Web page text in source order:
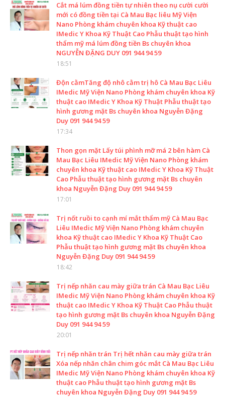
Cắt má lúm đồng tiền tự nhiên theo nụ cười cười
mới có đồng tiền tại Cà Mau Bạc liêu Mỹ Viện
Nano Phòng khám chuyên khoa Kỹ thuật cao
IMedic Y Khoa Kỹ Thuật Cao Phẫu thuật tạo hình
thẩm mỹ má lúm đồng tiền Bs chuyên khoa
NGUYỄN ĐẶNG DUY 091 944 94 59
18:51
Độn cằmTăng độ nhô cằm trị hô Cà Mau Bạc Liêu
IMedic Mỹ Viện Nano Phòng khám chuyên khoa Kỹ
thuật cao IMedic Y Khoa Kỹ Thuật Phẫu thuật tạo
hình gương mặt Bs chuyên khoa Nguyễn Đặng
Duy 091 944 94 59
17:34
Thon gọn mặt Lấy túi phình mỡ má 2 bên hàm Cà
Mau Bạc Liêu IMedic Mỹ Viện Nano Phòng khám
chuyên khoa Kỹ thuật cao IMedic Y Khoa Kỹ Thuật
Cao Phẫu thuật tạo hình gương mặt Bs chuyên
khoa Nguyễn Đặng Duy 091 944 94 59
17:01
Trị nốt ruồi to cạnh mí mắt thẩm mỹ Cà Mau Bạc
Liêu IMedic Mỹ Viện Nano Phòng khám chuyên
khoa Kỹ thuật cao IMedic Y Khoa Kỹ Thuật Cao
Phẫu thuật tạo hình gương mặt Bs chuyên khoa
Nguyễn Đặng Duy 091 944 94 59
18:42
Trị nếp nhăn cau mày giữa trán Cà Mau Bạc Liêu
IMedic Mỹ Viện Nano Phòng khám chuyên khoa Kỹ
thuật cao IMedic Y Khoa Kỹ Thuật Cao Phẫu thuật
tạo hình gương mặt Bs chuyên khoa Nguyễn Đặng
Duy 091 944 94 59
20:01
Trị nếp nhăn trán Trị hết nhăn cau mày giữa trán
Xóa nếp nhăn chân chim góc mắt Cà Mau Bạc Liêu
IMedic Mỹ Viện Nano Phòng khám chuyên khoa Kỹ
thuật cao Phẫu thuật tạo hình gương mặt Bs
chuyên khoa Nguyễn Đặng Duy 091 944 94 59